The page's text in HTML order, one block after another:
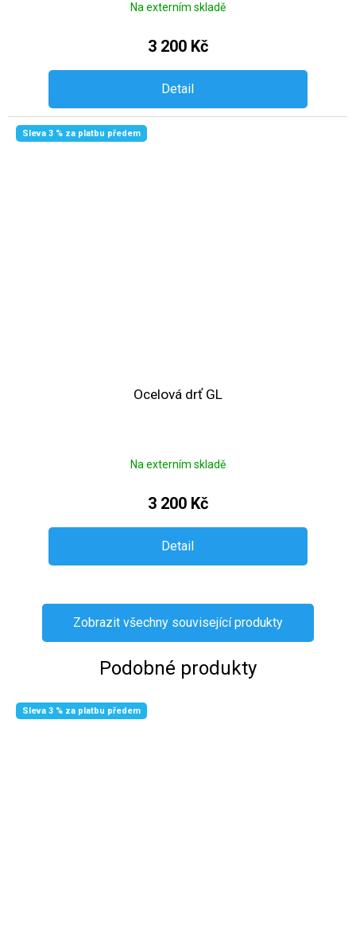
Na externím skladě
3 200 Kč
Detail
Sleva 3 % za platbu předem
Ocelová drť GL
Na externím skladě
3 200 Kč
Detail
Zobrazit všechny související produkty
Podobné produkty
Sleva 3 % za platbu předem